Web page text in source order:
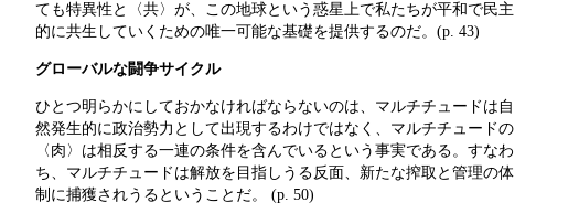
ても特異性と〈共〉が、この地球という惑星上で私たちが平和で民主
的に共生していくための唯一可能な基礎を提供するのだ。(p. 43)
グローバルな闘争サイクル
ひとつ明らかにしておかなければならないのは、マルチチュードは自
然発生的に政治勢力として出現するわけではなく、マルチチュードの
〈肉〉は相反する一連の条件を含んでいるという事実である。すなわ
ち、マルチチュードは解放を目指しうる反面、新たな搾取と管理の体
制に捕獲されうるということだ。 (p. 50)